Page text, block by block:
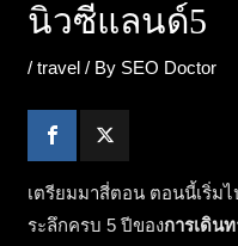
นิวซีแลนด์5
/travel / By SEO Doctor
เตรียมมาสี่ตอน ตอนนี้เริ่ม
ระลึกครบ 5 ปีของการเดิน